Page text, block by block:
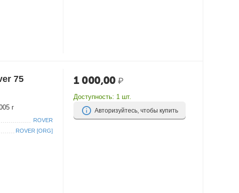
75
г
ROVER
ROVER [ORG]
1 000,00 ₽
Доступность: 1 шт.
Авторизуйтесь, чтобы купить